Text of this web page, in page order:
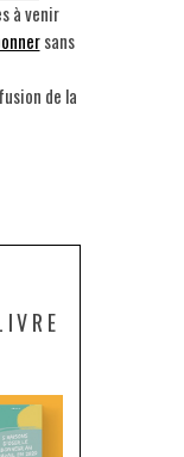
à venir
sans
de la